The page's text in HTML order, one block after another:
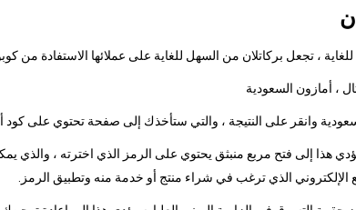
، تجعل بركاتلان من السهل للغاية على عملائها الاستفادة من
هذا إلى فتح مربع منبثق يحتوي على الرمز الذي اخترته ، والذي
الإلكتروني الذي ترغب في شراء منتج أو خدمة منه وتطبيق الرمز.